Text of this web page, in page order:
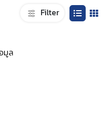
Filter
มูล